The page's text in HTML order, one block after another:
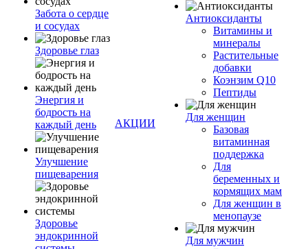
Забота о сердце
и сосудах
Здоровье глаз
Энергия и
бодрость на
каждый день
Улучшение
пищеварения
Здоровье
эндокринной
АКЦИИ
Антиоксиданты
Витамины и
минералы
Растительные
добавки
Коэнзим Q10
Пептиды
Для женщин
Базовая
витаминная
поддержка
Для
беременных и
кормящих мам
Для женщин в
менопаузе
Для мужчин